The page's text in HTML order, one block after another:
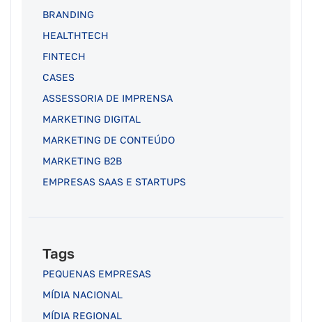
BRANDING
HEALTHTECH
FINTECH
CASES
ASSESSORIA DE IMPRENSA
MARKETING DIGITAL
MARKETING DE CONTEÚDO
MARKETING B2B
EMPRESAS SAAS E STARTUPS
Tags
PEQUENAS EMPRESAS
MÍDIA NACIONAL
MÍDIA REGIONAL